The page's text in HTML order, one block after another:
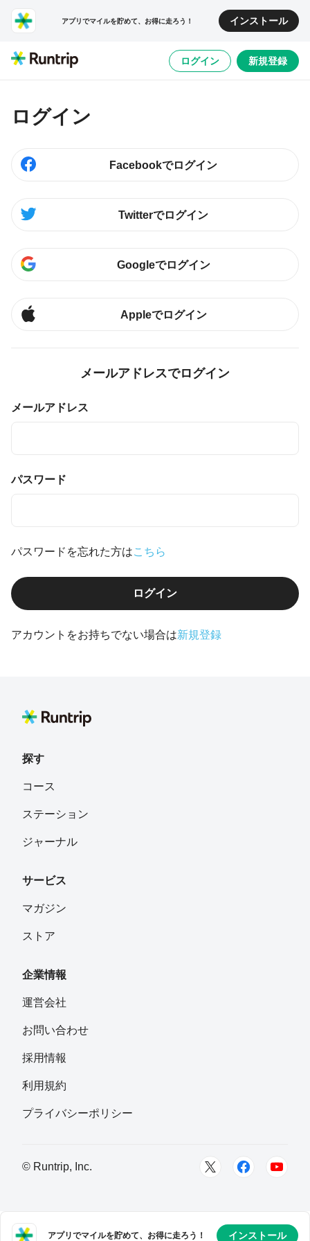
アプリでマイルを貯めて、お得に走ろう！ インストール
ログイン 新規登録
ログイン
Facebookでログイン
Twitterでログイン
Googleでログイン
Appleでログイン
メールアドレスでログイン
メールアドレス
パスワード
パスワードを忘れた方はこちら
ログイン
アカウントをお持ちでない場合は新規登録
探す
コース
ステーション
ジャーナル
サービス
マガジン
ストア
企業情報
運営会社
お問い合わせ
採用情報
利用規約
プライバシーポリシー
© Runtrip, Inc.
アプリでマイルを貯めて、お得に走ろう！ インストール